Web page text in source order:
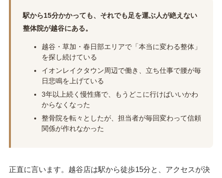
駅から15分かかっても、それでも足を運ぶ人が絶えない
整体院が越谷にある。
越谷・草加・春日部エリアで「本当に変わる整体」
を探し続けている
イオンレイクタウン周辺で働き、立ち仕事で腰が毎
日悲鳴を上げている
3年以上続く慢性痛で、もうどこに行けばいいかわ
からなくなった
整骨院を転々としたが、担当者が毎回変わって信頼
関係が作れなかった
正直に言います。越谷店は駅から徒歩15分と、アクセスが決